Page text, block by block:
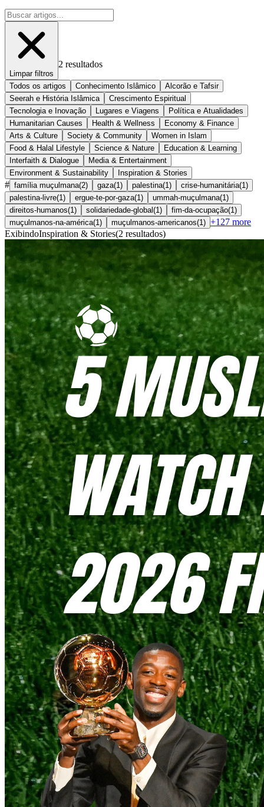
Limpar filtros
2 resultados
Todos os artigos Conhecimento Islâmico
Alcorão e Tafsir
Seerah e História Islâmica
Crescimento Espiritual
Tecnologia e Inovação
Lugares e Viagens
Política e Atualidades
Humanitarian Causes
Health & Wellness
Economy & Finance
Arts & Culture
Society & Community
Women in Islam
Food & Halal Lifestyle
Science & Nature
Education & Learning
Interfaith & Dialogue
Media & Entertainment
Environment & Sustainability
Inspiration & Stories
# família muçulmana(2) gaza(1 ) palestina(1 ) crise-humanitária(1 )
palestina-livre(1 ) ergue-te-por-gaza(1 ) ummah-muçulmana(1 )
direitos-humanos(1 ) solidariedade-global (1 ) fim-da-ocupação(1 )
muçulmanos-na-américa(1 ) muçulmanos-americanos(1 ) +127 more
ExibindoInspiration & Stories(2 resultados)